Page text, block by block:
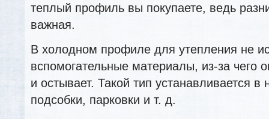
теплый профиль вы покупаете, ведь
важная.
В холодном профиле для утепления не
вспомогательные материалы, из-за чего
и остывает. Такой тип устанавливается
подсобки, парковки и т. д.